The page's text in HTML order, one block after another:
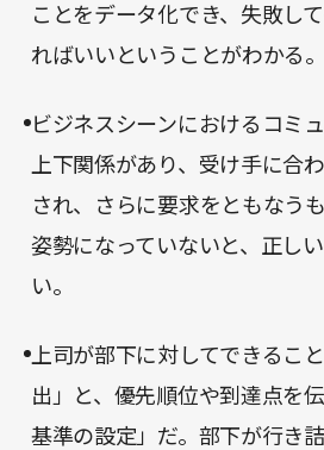
ことをデータ化でき、失敗し
ればいいということがわかる。
ビジネスシーンにおけるコミ
上下関係があり、受け手に合
され、さらに要求をともなう
姿勢になっていないと、正し
い。
上司が部下に対してできるこ
出」と、優先順位や到達点を
基準の設定」だ。部下が行き